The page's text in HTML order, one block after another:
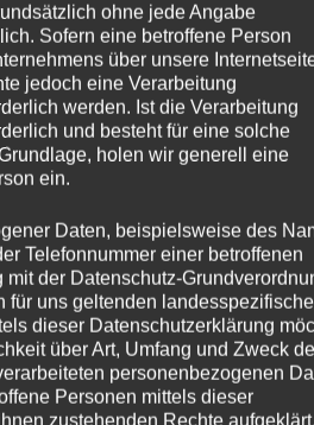
unseren Podcast schon
HypeTechTalkPodcast
ohne jede Angabe
Sofern eine betroffene Person
über unsere
jedoch eine Verarbeitung
werden. Ist die Verarbeitung
und besteht für eine solche
holen wir generell eine
ein.
Daten, beispielsweise des
Telefonnummer einer betroffenen
der Datenschutz-
für uns geltenden
dieser Datenschutzerklärung
über Art, Umfang und Zweck
personenbezogenen
Personen mittels dieser
zustehenden Rechte aufgeklärt.